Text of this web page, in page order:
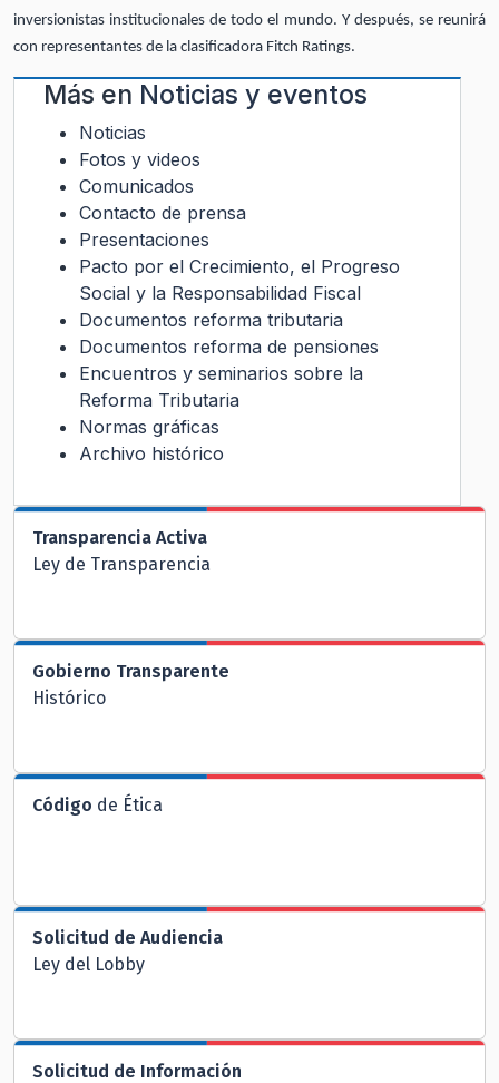
inversionistas institucionales de todo el mundo. Y después, se reunirá
con representantes de la clasificadora Fitch Ratings.
Más en Noticias y eventos
Noticias
Fotos y videos
Comunicados
Contacto de prensa
Presentaciones
Pacto por el Crecimiento, el Progreso
Social y la Responsabilidad Fiscal
Documentos reforma tributaria
Documentos reforma de pensiones
Encuentros y seminarios sobre la
Reforma Tributaria
Normas gráficas
Archivo histórico
Transparencia Activa
Ley de Transparencia
Gobierno Transparente
Histórico
Código de Ética
Solicitud de Audiencia
Ley del Lobby
Solicitud de Información